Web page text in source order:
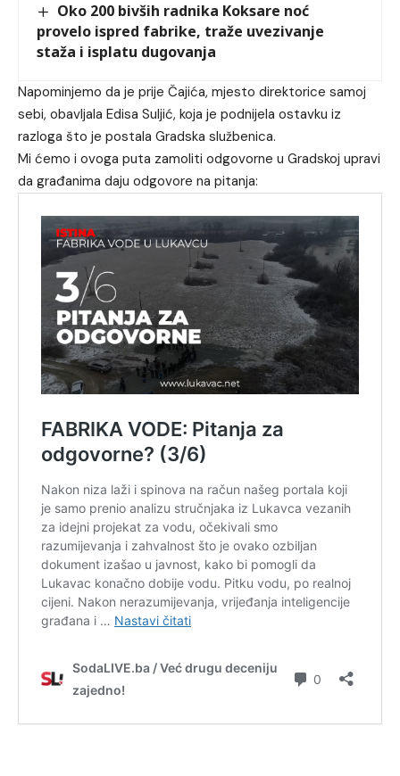
Oko 200 bivših radnika Koksare noć
provelo ispred fabrike, traže uvezivanje
staža i isplatu dugovanja
Napominjemo da je prije Čajića, mjesto direktorice samoj
sebi, obavljala Edisa Suljić, koja je podnijela ostavku iz
razloga što je postala Gradska službenica.
Mi ćemo i ovoga puta zamoliti odgovorne u Gradskoj upravi
da građanima daju odgovore na pitanja: